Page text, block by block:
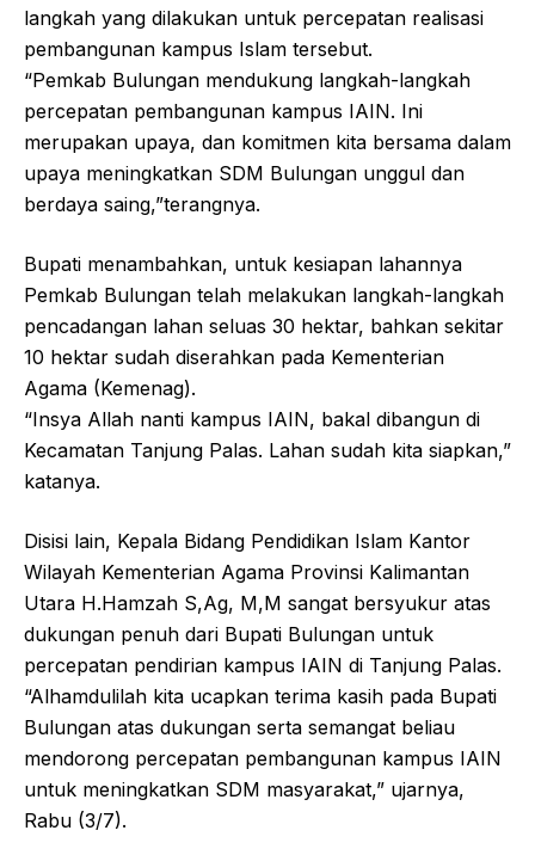
langkah yang dilakukan untuk percepatan realisasi
pembangunan kampus Islam tersebut.
“Pemkab Bulungan mendukung langkah-langkah
percepatan pembangunan kampus IAIN. Ini
merupakan upaya, dan komitmen kita bersama dalam
upaya meningkatkan SDM Bulungan unggul dan
berdaya saing,”terangnya.
Bupati menambahkan, untuk kesiapan lahannya
Pemkab Bulungan telah melakukan langkah-langkah
pencadangan lahan seluas 30 hektar, bahkan sekitar
10 hektar sudah diserahkan pada Kementerian
Agama (Kemenag).
“Insya Allah nanti kampus IAIN, bakal dibangun di
Kecamatan Tanjung Palas. Lahan sudah kita siapkan,”
katanya.
Disisi lain, Kepala Bidang Pendidikan Islam Kantor
Wilayah Kementerian Agama Provinsi Kalimantan
Utara H.Hamzah S,Ag, M,M sangat bersyukur atas
dukungan penuh dari Bupati Bulungan untuk
percepatan pendirian kampus IAIN di Tanjung Palas.
“Alhamdulilah kita ucapkan terima kasih pada Bupati
Bulungan atas dukungan serta semangat beliau
mendorong percepatan pembangunan kampus IAIN
untuk meningkatkan SDM masyarakat,” ujarnya,
Rabu (3/7).